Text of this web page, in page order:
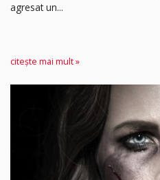
agresat un...
citește mai mult »